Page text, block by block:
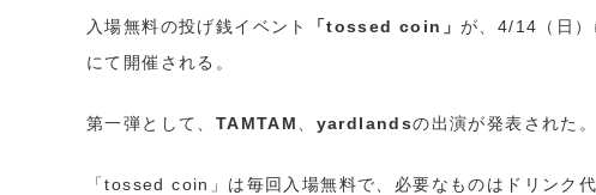
入場無料の投げ銭イベント 「tossed coin」が、4/14（日
にて開催される。
第一弾として、 TAMTAM yardlandsの出演が発表された。
「tossed coin」は毎回入場無料で、必要なものはドリンク